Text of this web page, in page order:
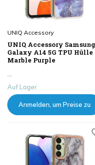
UNIQ Accessory
UNIQ Accessory Samsung
Galaxy A14 5G TPU Hülle
Marble Purple
...
Auf Lager
Anmelden, um Preise zu